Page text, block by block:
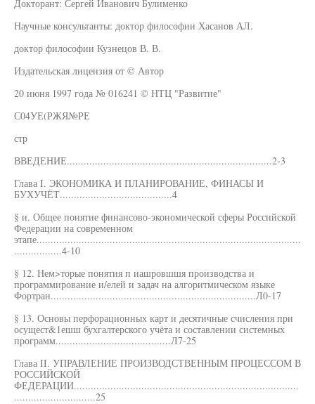
Докторант: Сергей Иванович Булименко
Научные консультанты: доктор философии Хасанов АЛ.
доктор философии Кузнецов В. В.
Издательская лицензия от © Автор
20 июня 1997 года № 016241 © НТЦ "Развитие"
С04УЕ(РЖЯ№РЕ
стр
ВВЕДЕНИЕ.........................................................................2-3
Глава I. ЭКОНОМИКА И ПЛАНИРОВАНИЕ, ФИНАСЫ И
БУХУЧЁТ........................................4
§ и. Общее понятие финансово-экономической сферы Российской
Федерации на современном
этапе..............................................................................................
.................4-10
§ 12. Нем>торые понятия п иашровшшя производства и
программирование и/елей и задач на алгоритмическом языке
Фортран.........................................................................Л0-17
§ 13. Основы перфорационных карт и десятичные счисления при
осущест&1ешш бухгалтерского учёта и составлении системных
программ.........................................Л7-25
Глава II. УПРАВЛЕНИЕ ПРОИЗВОДСТВЕННЫМ ПРОЦЕССОМ В
РОССИЙСКОЙ
ФЕДЕРАЦИИ................................................................................
.............................25